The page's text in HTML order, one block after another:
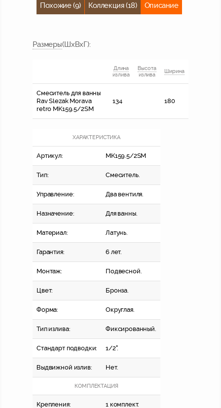
Похожие (9) Коллекция (18) Описание
Размеры(ШхВхГ):
Длина
излива
Высота
излива
Ширина
Смеситель для ванны
Rav Slezak Morava
retro MK159.5/2SM
134 180
ХАРАКТЕРИСТИКА
Артикул: MK159.5/2SM
Тип: Смеситель.
Управление: Два вентиля.
Назначение: Для ванны.
Материал: Латунь.
Гарантия: 6 лет.
Монтаж: Подвесной.
Цвет: Бронза.
Форма: Округлая.
Тип излива: Фиксированный.
Стандарт подводки: 1/2".
Выдвижной излив: Нет.
КОМПЛЕКТАЦИЯ
Крепления: 1 комплект.